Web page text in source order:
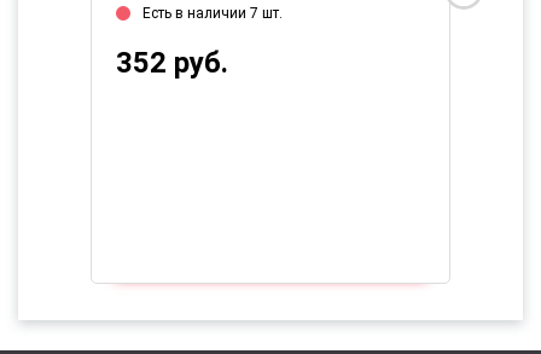
Есть в наличии 7 шт.
352 руб.